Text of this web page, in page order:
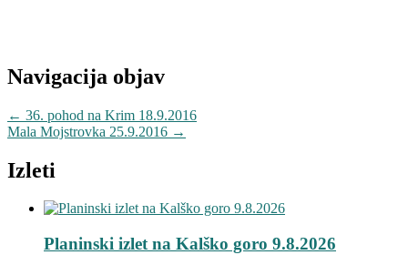
Navigacija objav
← 36. pohod na Krim 18.9.2016
Mala Mojstrovka 25.9.2016 →
Izleti
Planinski izlet na Kalško goro 9.8.2026